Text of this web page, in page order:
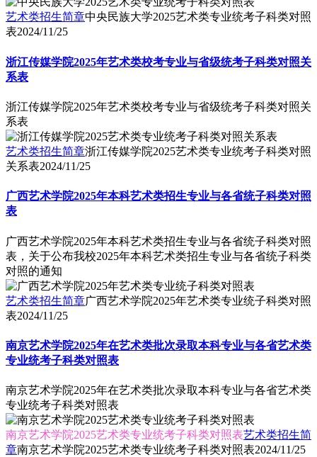
艺术类招生简章中央民族大学2025艺术类专业统考子科类对照
表2024/11/25
浙江传媒学院2025年艺术类校考专业与省级统考子科类对照关
系表
浙江传媒学院2025年艺术类校考专业与省级统考子科类对照关
系表
艺术类招生简章浙江传媒学院2025艺术类专业统考子科类对照
关系表2024/11/25
广西艺术学院2025年本科艺术类招生专业与各省统子科类对照
表
广西艺术学院2025年本科艺术类招生专业与各省统子科类对照
表，关于公布我校2025年本科艺术类招生专业与各省统子科类
对照的通知
艺术类招生简章广西艺术学院2025年艺术类专业统子科类对照
表2024/11/25
南京艺术学院2025年在艺术类批次录取本科专业与各省艺术类
专业统考子科类对照表
南京艺术学院2025年在艺术类批次录取本科专业与各省艺术类
专业统考子科类对照表
南京艺术学院2025艺术类专业统考子科类对照表艺术类招生简
章南京艺术学院2025艺术类专业统考子科类对照表2024/11/25